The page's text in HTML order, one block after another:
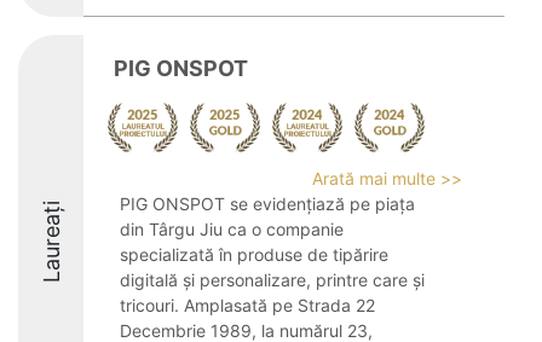
Laureați
PIG ONSPOT
Arată mai multe >>
PIG ONSPOT se evidențiază pe piața
din Târgu Jiu ca o companie
specializată în produse de tipărire
digitală și personalizare, printre care și
tricouri. Amplasată pe Strada 22
Decembrie 1989, la numărul 23,